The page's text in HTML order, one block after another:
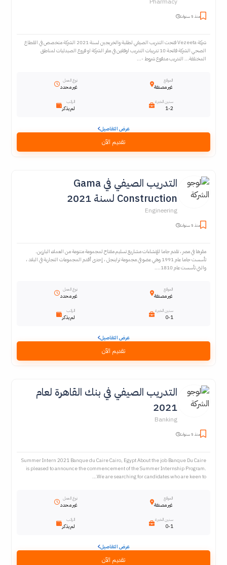
منذ 5 سنوات
شركة Vezeeta فتحت التدريب الصيفي لطلبة والخريجين لسنة 2021 الشركة متخصص في القطاع
الصحي الشركة فاتحة 10 تدريبات التدريب اوفلاين في مقر الشركة او فروع الصيدليات لمناطق
المختلفة... التدريب مدفوع شروط -...
الموقع
غير مصنفة
نوع العمل
غير محدد
سنين الخبرة
1-2
الراتب
لم يذكر
عرض التفاصيل
تقديم الآن
التدريب الصيفي في Gama
Construction لسنة 2021
Engineering
منذ 5 سنوات
مقرها في مصر ، تقدم جاما للإنشاءات مشاريع تسليم مفتاح لمجموعة متنوعة من العملاء البارزين.
تأسست جاما عام 1991 وهي عضو في مجموعة تراينجل ، إحدى أقدم المجموعات التجارية في البلاد ،
والتي تأسست عام 1810....
الموقع
غير مصنفة
نوع العمل
غير محدد
سنين الخبرة
0-1
الراتب
لم يذكر
عرض التفاصيل
تقديم الآن
التدريب الصيفي في بنك القاهرة لعام
2021
Banking
منذ 5 سنوات
Summer Intern 2021 Banque du Caire Cairo, Egypt About the job Banque Du Caire
is pleased to announce the commencement of the Summer Internship Program.
We are searching for candidates who are keen to...
الموقع
غير مصنفة
نوع العمل
غير محدد
سنين الخبرة
0-1
الراتب
لم يذكر
عرض التفاصيل
تقديم الآن